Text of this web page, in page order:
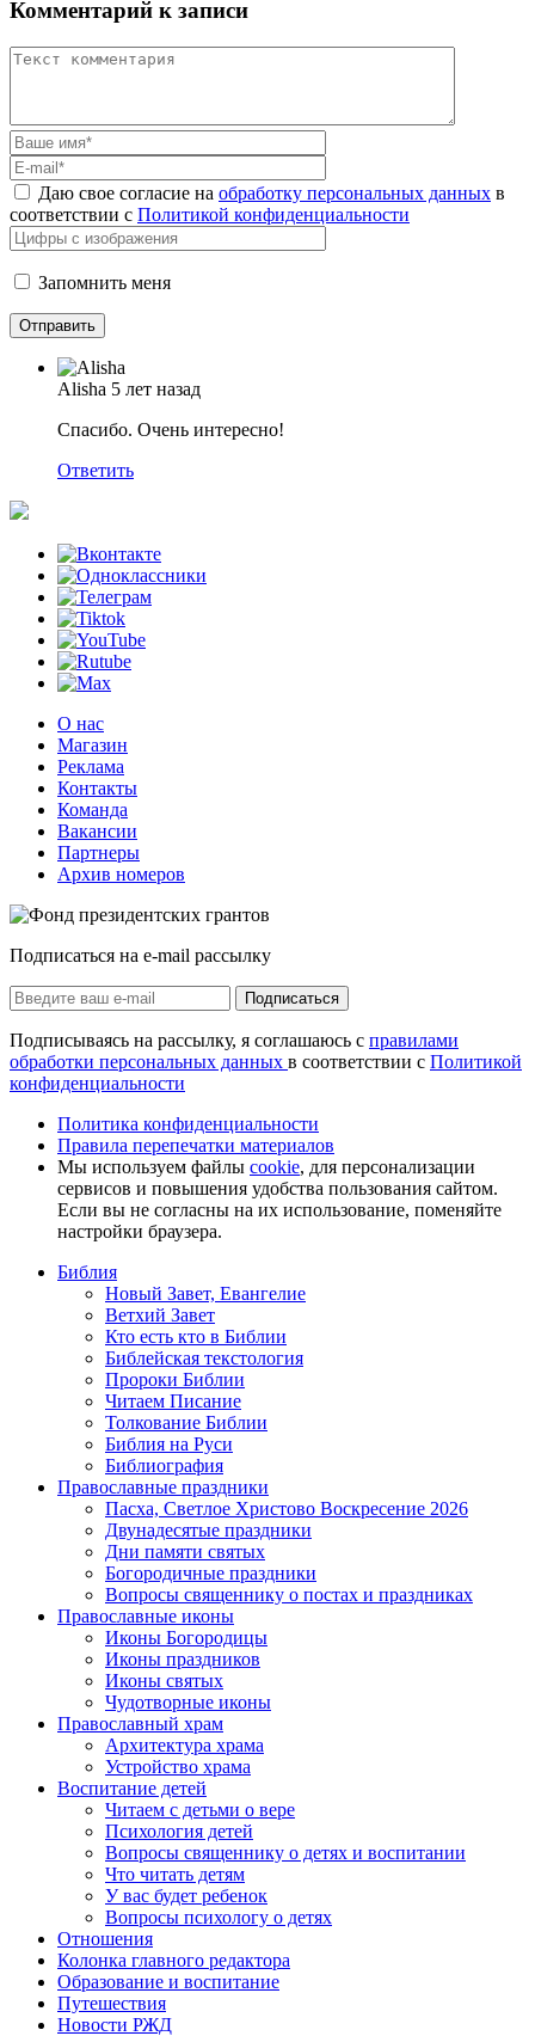
Комментарий к записи
Даю свое согласие на обработку персональных данных в
соответствии с Политикой конфиденциальности
Запомнить меня
Alisha 5 лет назад
Спасибо. Очень интересно!
Ответить
О нас
Магазин
Реклама
Контакты
Команда
Вакансии
Партнеры
Архив номеров
Подписаться на e-mail рассылку
Подписаться
Подписываясь на рассылку, я соглашаюсь с правилами
обработки персональных данных в соответствии с Политикой
конфиденциальности
Политика конфиденциальности
Правила перепечатки материалов
Мы используем файлы cookie, для персонализации
сервисов и повышения удобства пользования сайтом.
Если вы не согласны на их использование, поменяйте
настройки браузера.
Библия
Новый Завет, Евангелие
Ветхий Завет
Кто есть кто в Библии
Библейская текстология
Пророки Библии
Читаем Писание
Толкование Библии
Библия на Руси
Библиография
Православные праздники
Пасха, Светлое Христово Воскресение 2026
Двунадесятые праздники
Дни памяти святых
Богородичные праздники
Вопросы священнику о постах и праздниках
Православные иконы
Иконы Богородицы
Иконы праздников
Иконы святых
Чудотворные иконы
Православный храм
Архитектура храма
Устройство храма
Воспитание детей
Читаем с детьми о вере
Психология детей
Вопросы священнику о детях и воспитании
Что читать детям
У вас будет ребенок
Вопросы психологу о детях
Отношения
Колонка главного редактора
Образование и воспитание
Путешествия
Новости РЖД